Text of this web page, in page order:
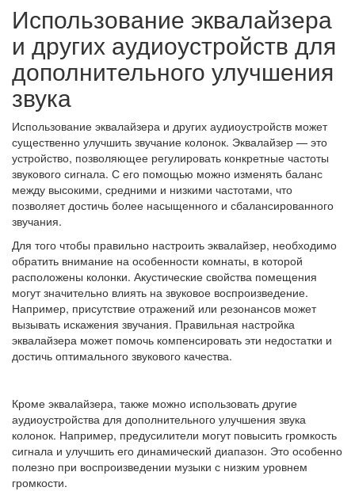
Использование эквалайзера
и других аудиоустройств для
дополнительного улучшения
звука
Использование эквалайзера и других аудиоустройств может
существенно улучшить звучание колонок. Эквалайзер — это
устройство, позволяющее регулировать конкретные частоты
звукового сигнала. С его помощью можно изменять баланс
между высокими, средними и низкими частотами, что
позволяет достичь более насыщенного и сбалансированного
звучания.
Для того чтобы правильно настроить эквалайзер, необходимо
обратить внимание на особенности комнаты, в которой
расположены колонки. Акустические свойства помещения
могут значительно влиять на звуковое воспроизведение.
Например, присутствие отражений или резонансов может
вызывать искажения звучания. Правильная настройка
эквалайзера может помочь компенсировать эти недостатки и
достичь оптимального звукового качества.
Кроме эквалайзера, также можно использовать другие
аудиоустройства для дополнительного улучшения звука
колонок. Например, предусилители могут повысить громкость
сигнала и улучшить его динамический диапазон. Это особенно
полезно при воспроизведении музыки с низким уровнем
громкости.